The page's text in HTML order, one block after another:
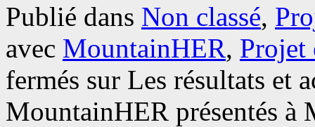
Publié dans Non classé,
avec MountainHER, Projet
fermés sur Les résultats et
MountainHER présentés à